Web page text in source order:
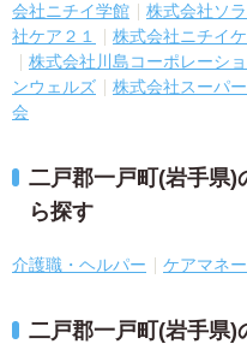
会社ニチイ学館
株式会社ソ
社ケア２１
株式会社ニチイ
株式会社川島コーポレーシ
ンウェルズ
株式会社スーパ
会
二戸郡一戸町(岩手県)
ら探す
介護職・ヘルパー ケアマネ
二戸郡一戸町(岩手県)